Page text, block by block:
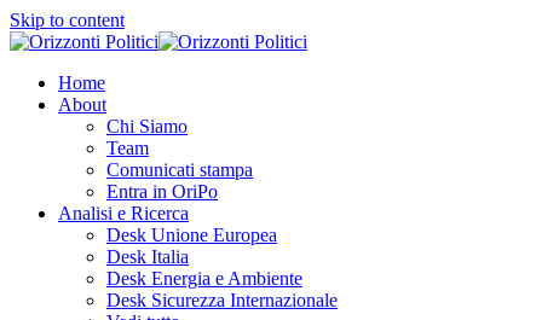
Skip to content
Home
About
Chi Siamo
Team
Comunicati stampa
Entra in OriPo
Analisi e Ricerca
Desk Unione Europea
Desk Italia
Desk Energia e Ambiente
Desk Sicurezza Internazionale